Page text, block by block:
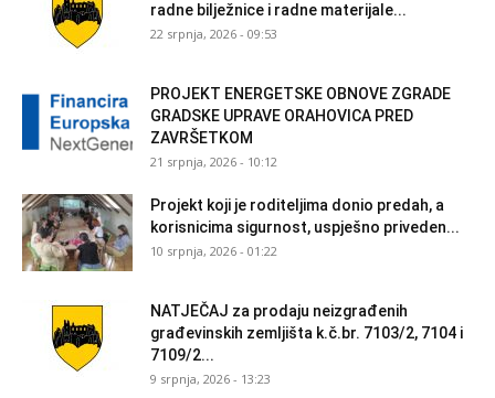
radne bilježnice i radne materijale...
22 srpnja, 2026 - 09:53
PROJEKT ENERGETSKE OBNOVE ZGRADE
GRADSKE UPRAVE ORAHOVICA PRED
ZAVRŠETKOM
21 srpnja, 2026 - 10:12
Projekt koji je roditeljima donio predah, a
korisnicima sigurnost, uspješno priveden...
10 srpnja, 2026 - 01:22
NATJEČAJ za prodaju neizgrađenih
građevinskih zemljišta k.č.br. 7103/2, 7104 i
7109/2...
9 srpnja, 2026 - 13:23